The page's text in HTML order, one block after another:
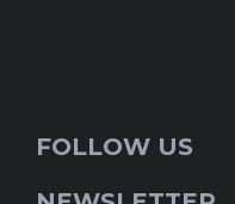
FOLLOW US